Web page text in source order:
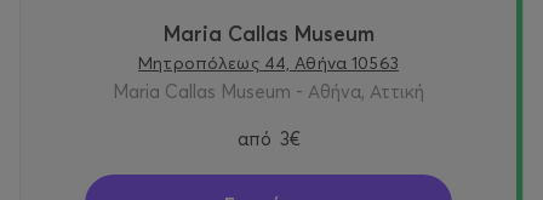
Maria Callas Museum
Μητροπόλεως 44, Αθήνα 10563
Maria Callas Museum - Αθήνα, Αττική
από 3€